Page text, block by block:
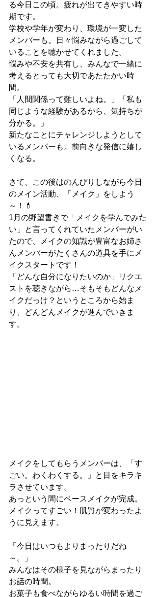
る今日この頃。疲れが出てきやすい時
期です。
学校や学年が変わり、環境が一変した
メンバーも。日々悩みながら過ごして
いることを聴かせてくれました。
悩みや不安を共有し、みんなで一緒に
考えるとっても大切であたたかい時
間。
「人間関係って難しいよね。」「私も
同じような経験があるから、気持ちが
分かる。」
新たなことにチャレンジしようとして
いるメンバーも。前向きな発信に嬉し
くなる。
さて、この後はのんびりしながら今日
のメイン活動、「メイク」をしよう
～！💄
1月の野望書きで「メイクを学んでみた
い」と言ってくれていたメンバーがい
たので、メイクの知識が豊富なお姉さ
んメンバーがたくさんの道具を手にメ
イクスタートです！
「どんな自分になりたいのか」リクエ
ストを聴きながら…そもそもどんなメ
イクだっけ？というところから始ま
り、どんどんメイクが進んでいきま
す。
メイクをしてもらうメンバーは、「す
ごい。わくわくする。」と目をキラキ
ラさせています。
あっという間にベースメイクが完成。
メイクってすごい！肌質が変わったよ
うに見えます。
「今日はいつもよりまったりだね
～。」
みんなはその様子を見ながらまったり
お話の時間。
お菓子も食べながらゆるい時間を過ご